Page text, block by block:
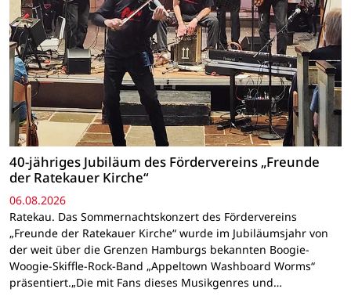
40-jähriges Jubiläum des Fördervereins „Freunde
der Ratekauer Kirche“
06.08.2026
Ratekau. Das Sommernachtskonzert des Fördervereins
„Freunde der Ratekauer Kirche“ wurde im Jubiläumsjahr von
der weit über die Grenzen Hamburgs bekannten Boogie-
Woogie-Skiffle-Rock-Band „Appeltown Washboard Worms“
präsentiert.„Die mit Fans dieses Musikgenres und…